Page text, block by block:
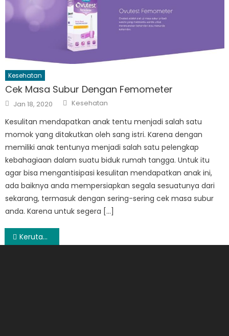
Kesehatan
Cek Masa Subur Dengan Femometer
Posted
on
Jan 18, 2020 Author
Kesehatan
Kesulitan mendapatkan anak tentu menjadi salah satu
momok yang ditakutkan oleh sang istri. Karena dengan
memiliki anak tentunya menjadi salah satu pelengkap
kebahagiaan dalam suatu biduk rumah tangga. Untuk itu
agar bisa mengantisipasi kesulitan mendapatkan anak ini,
ada baiknya anda mempersiapkan segala sesuatunya dari
sekarang, termasuk dengan sering-sering cek masa subur
anda. Karena untuk segera […]
Post
Kerutan: Tanda Penuaan yang Tak Terelakkan